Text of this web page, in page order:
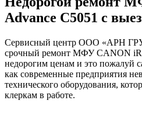
Advance C5051 с
Сервисный центр ООО «АРН
срочный ремонт МФУ CANON
недорогим ценам и это пожалуй
как современные предприятия
технического оборудования,
клеркам в работе.